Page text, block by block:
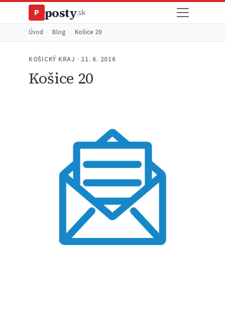
P posty.sk
Úvod Blog Košice 20
KOŠICKÝ KRAJ · 21. 6. 2016
Košice 20